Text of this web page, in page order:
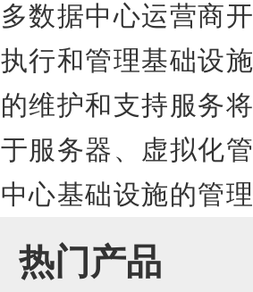
多数据中心运营商
执行和管理基础设
的维护和支持服务
于服务器、虚拟化
中心基础设施的管理
热门产品